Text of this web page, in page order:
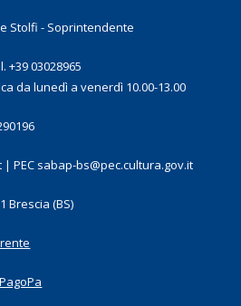
Stolfi - Soprintendente
+39 03028965
da lunedì a venerdì 10.00-13.00
PEC sabap-bs@pec.cultura.gov.it
Brescia (BS)